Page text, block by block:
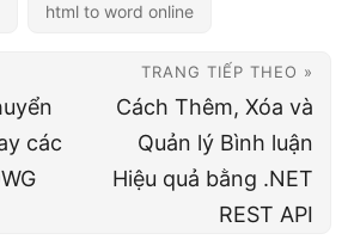
html to word online
các
TRANG TIẾP THEO »
Cách Thêm, Xóa và
Quản lý Bình luận
Hiệu quả bằng .NET
REST API